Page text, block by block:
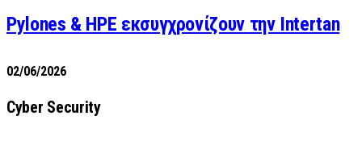
Pylones & HPE εκσυγχρονίζουν την Intertan
02/06/2026
Cyber Security